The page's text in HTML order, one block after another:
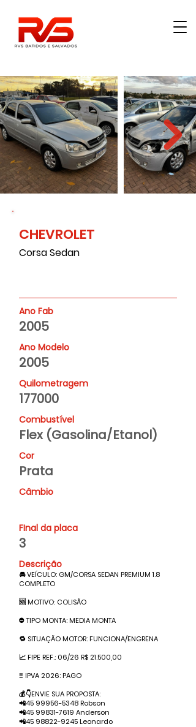
CHEVROLET
177000
Corsa Sedan
Ano Fab
2005
Ano Modelo
2005
Quilometragem
177000
Combustível
Flex (Gasolina/Etanol)
Cor
Prata
Câmbio
FInal da placa
3
Descrição
🚘 VEÍCULO: GM/CORSA SEDAN PREMIUM 1.8
COMPLETO
🆘 MOTIVO: COLISÃO
⛔️ TIPO MONTA: MEDIA MONTA
🔁 SITUAÇÃO MOTOR: FUNCIONA/ENGRENA
📈 FIPE REF.: 06/26 R$ 21.500,00
‼️ IPVA 2026: PAGO
💰👇ENVIE SUA PROPOSTA:
📲45 99956-5348Robson
📲45 99831-7619 Anderson
📲45 98822-9245Leonardo